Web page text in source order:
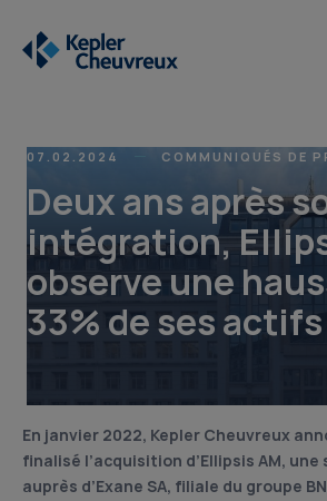
07.02.2024 COMMUNIQUÉS DE
Deux ans après
intégration,
observe une
33% de ses
En janvier 2022, Kepler Cheuvreux
finalisé l’acquisition d’Ellipsis AM,
auprès d’Exane SA, filiale du groupe